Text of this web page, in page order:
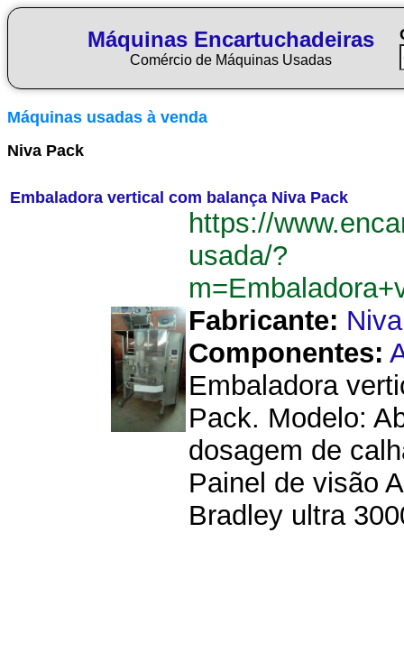
Máquinas Encartuchadeiras
Comércio de Máquinas Usadas
Máquinas usadas à venda
Niva Pack
Embaladora vertical com balança Niva Pack
https://
usada/?
Fabricante:
Componentes:
Embaladora
Pack. Modelo:
dosagem de
Painel de visão
Bradley ultra